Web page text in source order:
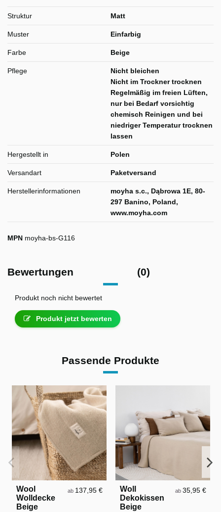
Struktur Matt
Muster Einfarbig
Farbe Beige
Pflege
Nicht bleichen
Nicht im Trockner trocknen
Regelmäßig im freien Lüften,
nur bei Bedarf vorsichtig
chemisch Reinigen und bei
niedriger Temperatur trocknen
lassen
Hergestellt in Polen
Versandart Paketversand
Herstellerinformationen
moyha s.c., Dąbrowa 1E, 80-
297 Banino, Poland,
www.moyha.com
MPN moyha-bs-G116
Bewertungen (0)
Produkt noch nicht bewertet
Produkt jetzt bewerten
Passende Produkte
Wool
Wolldecke
Beige
ab 137,95 €
Woll
Dekokissen
Beige
ab 35,95 €